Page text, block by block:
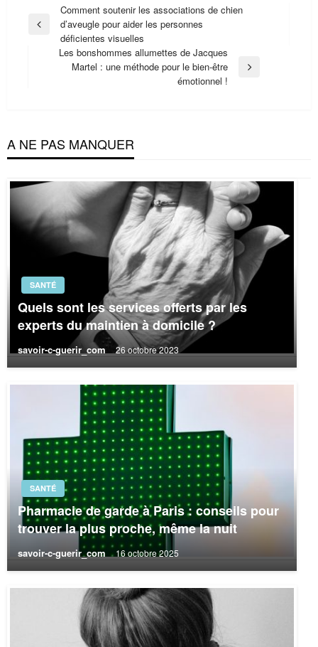
Navigation
de
l’article
Previous
Comment soutenir les associations de chien
d’aveugle pour aider les personnes
déficientes visuelles
Les bonshommes allumettes de Jacques
Martel : une méthode pour le bien-être
émotionnel !
A NE PAS MANQUER
SANTÉ
Quels sont les services offerts par les
experts du maintien à domicile ?
savoir-c-guerir_com 26 octobre 2023
SANTÉ
Pharmacie de garde à Paris : conseils pour
trouver la plus proche, même la nuit
savoir-c-guerir_com 16 octobre 2025